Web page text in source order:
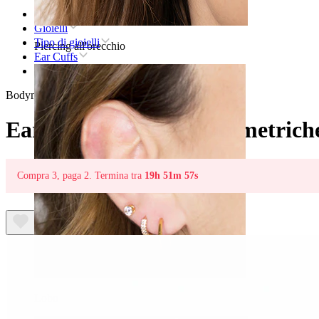
Piercing all'orecchio
Home
Gioielli
Tipo di gioielli
Ear Cuffs
Ear cuff con pietre asimmetriche
Bodymod Trend
Ear cuff con pietre
Compra 3, paga 2. Termina tra 19h 51m 57s